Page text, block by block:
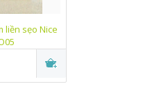
liền sẹo Nice